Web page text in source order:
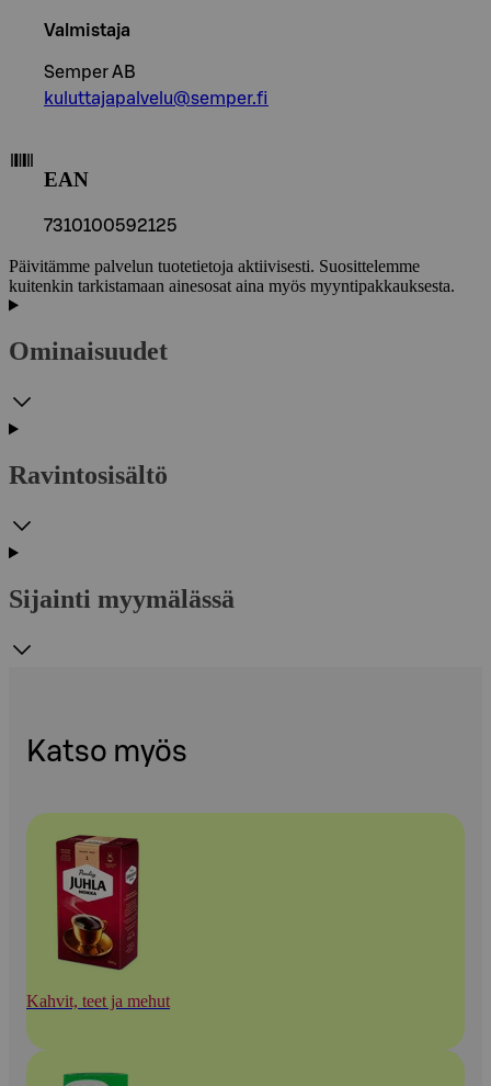
Valmistaja
Semper AB
kuluttajapalvelu@semper.fi
EAN
7310100592125
Päivitämme palvelun tuotetietoja aktiivisesti. Suosittelemme
kuitenkin tarkistamaan ainesosat aina myös myyntipakkauksesta.
Ominaisuudet
Ravintosisältö
Sijainti myymälässä
Katso myös
Kahvit, teet ja mehut